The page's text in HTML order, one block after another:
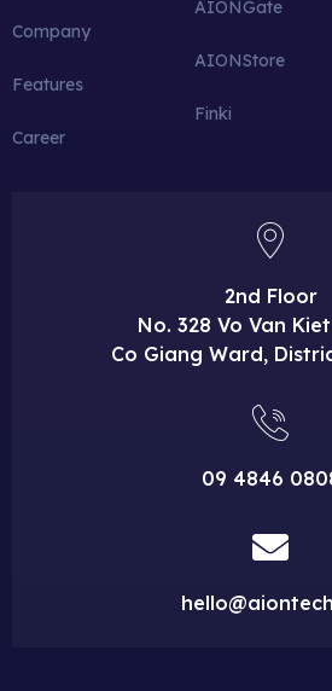
Company
Features
Career
AIONGate
AIONStore
Finki
2nd Floor
No. 328 Vo Van
Co Giang Ward,
09 4846